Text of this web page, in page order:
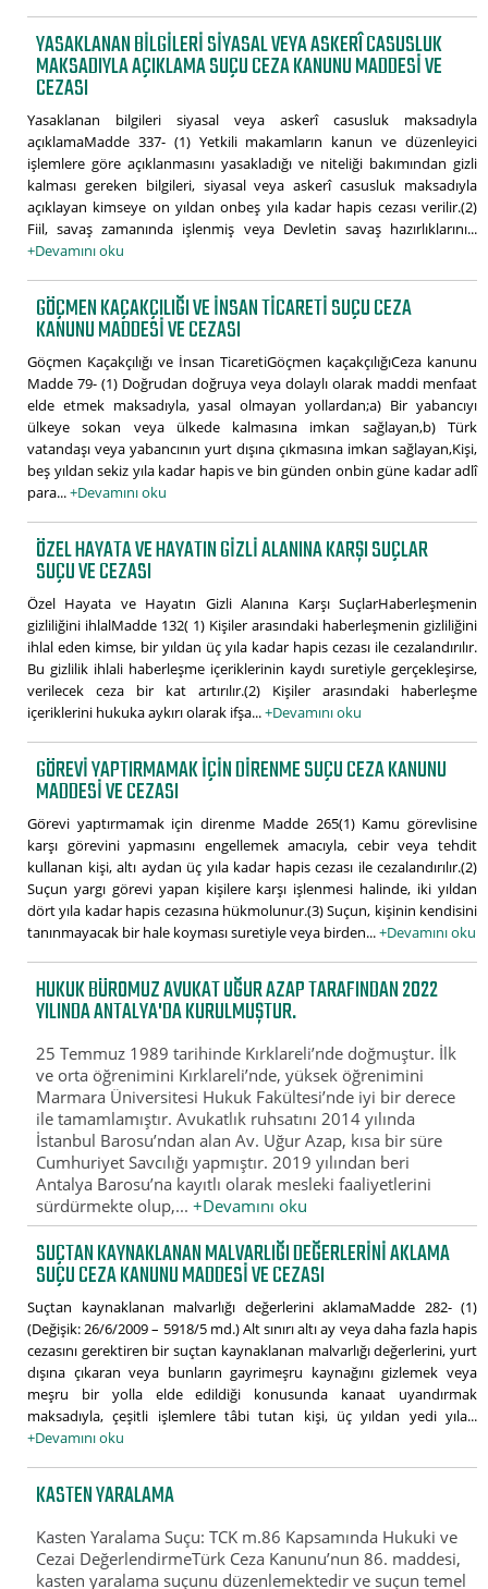
YASAKLANAN BILGILERI SIYASAL VEYA ASKERÎ CASUSLUK
MAKSADIYLA AÇIKLAMA SUÇU CEZA KANUNU MADDESI VE
CEZASI
Yasaklanan bilgileri siyasal veya askerî casusluk maksadıyla
açıklamaMadde 337- (1) Yetkili makamların kanun ve düzenleyici
işlemlere göre açıklanmasını yasakladığı ve niteliği bakımından gizli
kalması gereken bilgileri, siyasal veya askerî casusluk maksadıyla
açıklayan kimseye on yıldan onbeş yıla kadar hapis cezası verilir.(2)
Fiil, savaş zamanında işlenmiş veya Devletin savaş hazırlıklarını...
+Devamını oku
GÖÇMEN KAÇAKÇILIĞI VE İNSAN TICARETI SUÇU CEZA
KANUNU MADDESI VE CEZASI
Göçmen Kaçakçılığı ve İnsan TicaretiGöçmen kaçakçılığıCeza kanunu
Madde 79- (1) Doğrudan doğruya veya dolaylı olarak maddi menfaat
elde etmek maksadıyla, yasal olmayan yollardan;a) Bir yabancıyı
ülkeye sokan veya ülkede kalmasına imkan sağlayan,b) Türk
vatandaşı veya yabancının yurt dışına çıkmasına imkan sağlayan,Kişi,
beş yıldan sekiz yıla kadar hapis ve bin günden onbin güne kadar adlî
para...+Devamını oku
ÖZEL HAYATA VE HAYATIN GIZLI ALANINA KARŞI SUÇLAR
SUÇU VE CEZASI
Özel Hayata ve Hayatın Gizli Alanına Karşı SuçlarHaberleşmenin
gizliliğini ihlalMadde 132( 1) Kişiler arasındaki haberleşmenin gizliliğini
ihlal eden kimse, bir yıldan üç yıla kadar hapis cezası ile cezalandırılır.
Bu gizlilik ihlali haberleşme içeriklerinin kaydı suretiyle gerçekleşirse,
verilecek ceza bir kat artırılır.(2) Kişiler arasındaki haberleşme
içeriklerini hukuka aykırı olarak ifşa...+Devamını oku
GÖREVI YAPTIRMAMAK IÇIN DIRENME SUÇU CEZA KANUNU
MADDESI VE CEZASI
Görevi yaptırmamak için direnme Madde 265(1) Kamu görevlisine
karşı görevini yapmasını engellemek amacıyla, cebir veya tehdit
kullanan kişi, altı aydan üç yıla kadar hapis cezası ile cezalandırılır.(2)
Suçun yargı görevi yapan kişilere karşı işlenmesi halinde, iki yıldan
dört yıla kadar hapis cezasına hükmolunur.(3) Suçun, kişinin kendisini
tanınmayacak bir hale koyması suretiyle veya birden...+Devamını oku
HUKUK BÜROMUZ AVUKAT UĞUR AZAP TARAFINDAN 2022
YILINDA ANTALYA'DA KURULMUŞTUR.
25 Temmuz 1989 tarihinde Kırklareli’nde doğmuştur. İlk
ve orta öğrenimini Kırklareli’nde, yüksek öğrenimini
Marmara Üniversitesi Hukuk Fakültesi’nde iyi bir derece
ile tamamlamıştır. Avukatlık ruhsatını 2014 yılında
İstanbul Barosu’ndan alan Av. Uğur Azap, kısa bir süre
Cumhuriyet Savcılığı yapmıştır. 2019 yılından beri
Antalya Barosu’na kayıtlı olarak mesleki faaliyetlerini
sürdürmekte olup,...+Devamını oku
SUÇTAN KAYNAKLANAN MALVARLIĞI DEĞERLERINI AKLAMA
SUÇU CEZA KANUNU MADDESI VE CEZASI
Suçtan kaynaklanan malvarlığı değerlerini aklamaMadde 282- (1)
(Değişik: 26/6/2009 – 5918/5 md.) Alt sınırı altı ay veya daha fazla hapis
cezasını gerektiren bir suçtan kaynaklanan malvarlığı değerlerini, yurt
dışına çıkaran veya bunların gayrimeşru kaynağını gizlemek veya
meşru bir yolla elde edildiği konusunda kanaat uyandırmak
maksadıyla, çeşitli işlemlere tâbi tutan kişi, üç yıldan yedi yıla...
+Devamını oku
KASTEN YARALAMA
Kasten Yaralama Suçu: TCK m.86 Kapsamında Hukuki ve
Cezai DeğerlendirmeTürk Ceza Kanunu’nun 86. maddesi,
kasten yaralama suçunu düzenlemektedir ve suçun temel